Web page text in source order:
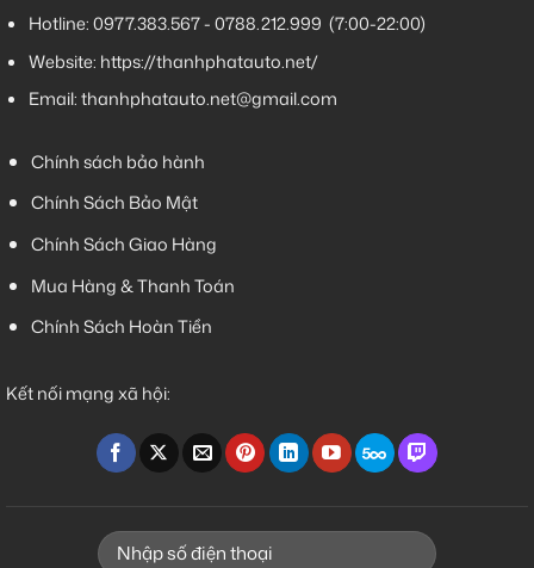
Hotline:0977.383.567-0788.212.999 (7:00-22:00)
Website: https://thanhphatauto.net/
Email:thanhphatauto.net@gmail.com
Chính sách bảo hành
Chính Sách Bảo Mật
Chính Sách Giao Hàng
Mua Hàng & Thanh Toán
Chính Sách Hoàn Tiền
Kết nối mạng xã hội: